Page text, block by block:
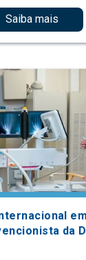
Saiba mais
em
da